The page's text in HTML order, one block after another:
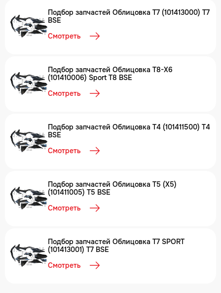
Подбор запчастей Облицовка T7 (101413000) T7
BSE
Смотреть
Подбор запчастей Облицовка T8-X6
(101410006) Sport T8 BSE
Смотреть
Подбор запчастей Облицовка T4 (101411500) T4
BSE
Смотреть
Подбор запчастей Облицовка T5 (X5)
(101411005) T5 BSE
Смотреть
Подбор запчастей Облицовка T7 SPORT
(101413001) T7 BSE
Смотреть